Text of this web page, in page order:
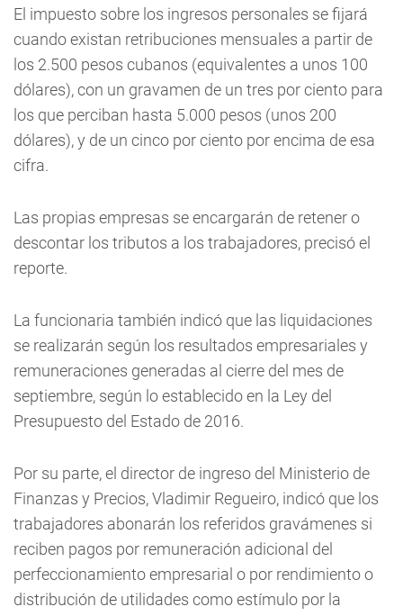
El impuesto sobre los ingresos personales se fijará
cuando existan retribuciones mensuales a partir de
los 2.500 pesos cubanos (equivalentes a unos 100
dólares), con un gravamen de un tres por ciento para
los que perciban hasta 5.000 pesos (unos 200
dólares), y de un cinco por ciento por encima de esa
cifra.
Las propias empresas se encargarán de retener o
descontar los tributos a los trabajadores, precisó el
reporte.
La funcionaria también indicó que las liquidaciones
se realizarán según los resultados empresariales y
remuneraciones generadas al cierre del mes de
septiembre, según lo establecido en la Ley del
Presupuesto del Estado de 2016.
Por su parte, el director de ingreso del Ministerio de
Finanzas y Precios, Vladimir Regueiro, indicó que los
trabajadores abonarán los referidos gravámenes si
reciben pagos por remuneración adicional del
perfeccionamiento empresarial o por rendimiento o
distribución de utilidades como estímulo por la